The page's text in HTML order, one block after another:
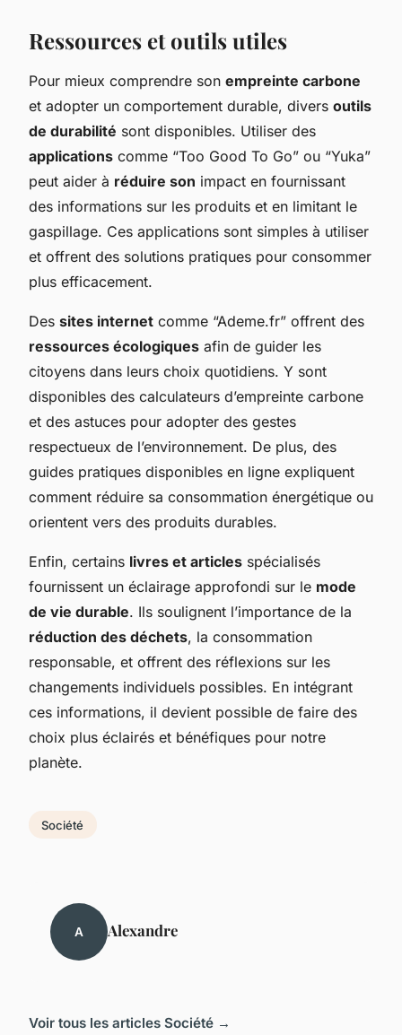
Ressources et outils utiles
Pour mieux comprendre son empreinte carbone
et adopter un comportement durable, divers outils
de durabilité sont disponibles. Utiliser des
applications comme “Too Good To Go” ou “Yuka”
peut aider à réduire son impact en fournissant
des informations sur les produits et en limitant le
gaspillage. Ces applications sont simples à utiliser
et offrent des solutions pratiques pour consommer
plus efficacement.
Des sites internet comme “Ademe.fr” offrent des
ressources écologiques afin de guider les
citoyens dans leurs choix quotidiens. Y sont
disponibles des calculateurs d’empreinte carbone
et des astuces pour adopter des gestes
respectueux de l’environnement. De plus, des
guides pratiques disponibles en ligne expliquent
comment réduire sa consommation énergétique ou
orientent vers des produits durables.
Enfin, certains livres et articles spécialisés
fournissent un éclairage approfondi sur le mode
de vie durable. Ils soulignent l’importance de la
réduction des déchets, la consommation
responsable, et offrent des réflexions sur les
changements individuels possibles. En intégrant
ces informations, il devient possible de faire des
choix plus éclairés et bénéfiques pour notre
planète.
Société
A Alexandre
Voir tous les articles Société →